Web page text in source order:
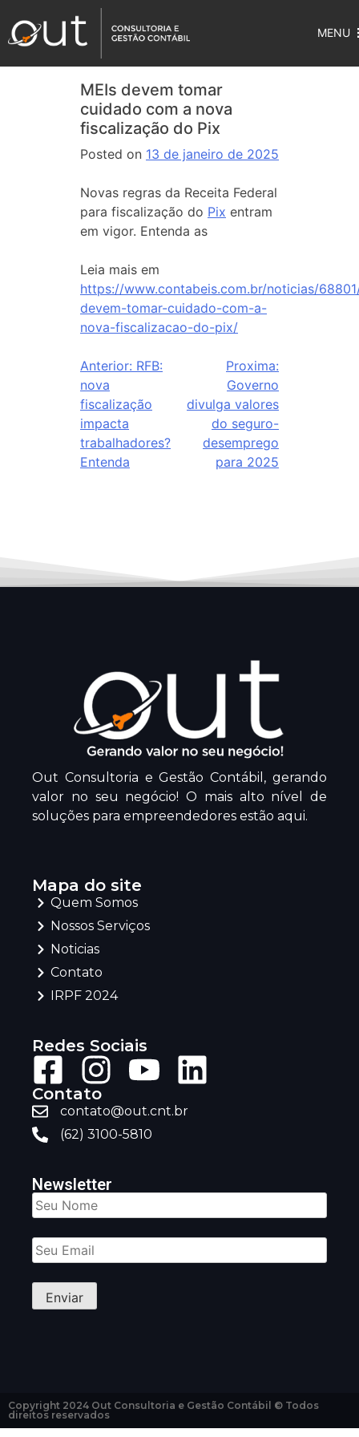
MENU
MEIs devem tomar
cuidado com a nova
fiscalização do Pix
Posted on 13 de janeiro de 2025
Novas regras da Receita Federal
para fiscalização do Pix entram
em vigor. Entenda as
Leia mais em
https://www.contabeis.com.br/noticias/
devem-tomar-cuidado-com-a-
nova-fiscalizacao-do-pix/
Anterior: RFB:
nova
fiscalização
impacta
trabalhadores?
Entenda
Proxima:
Governo
divulga valores
do seguro-
desemprego
para 2025
Out Consultoria e Gestão Contábil, gerando
valor no seu negócio! O mais alto nível de
soluções para empreendedores estão aqui.
Mapa do site
Quem Somos
Nossos Serviços
Noticias
Contato
IRPF 2024
Redes Sociais
Contato
contato@out.cnt.br
(62) 3100-5810
Newsletter
Copyright 2024 Out Consultoria e Gestão Contábil © Todos
direitos reservados